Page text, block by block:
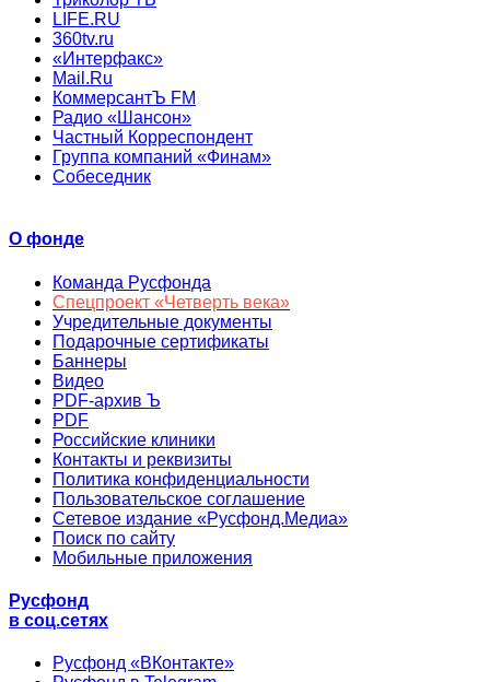
LIFE.RU
360tv.ru
«Интерфакс»
Mail.Ru
КоммерсантЪ FM
Радио «Шансон»
Частный Корреспондент
Группа компаний «Финам»
Собеседник
О фонде
Команда Русфонда
Спецпроект «Четверть века»
Учредительные документы
Подарочные сертификаты
Баннеры
Видео
PDF-архив Ъ
PDF
Российские клиники
Контакты и реквизиты
Политика конфиденциальности
Пользовательское соглашение
Сетевое издание «Русфонд.Медиа»
Поиск по сайту
Мобильные приложения
Русфонд
в соц.сетях
Русфонд «ВКонтакте»